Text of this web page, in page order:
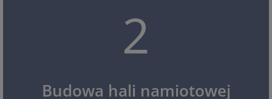
2
Budowa hali namiotowej